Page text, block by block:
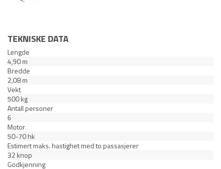
TEKNISKE DATA
Lengde
4,90 m
Bredde
2,08 m
Vekt
500 kg
Antall personer
6
Motor
50-70 hk
Estimert maks. hastighet med to passasjerer
32 knop
Godkjenning